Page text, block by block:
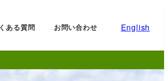
ある質問 お問い合わせ English